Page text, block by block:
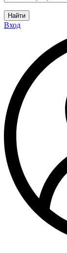
Найти
Вход